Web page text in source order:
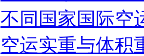
不同国家国际空
空运实重与体积